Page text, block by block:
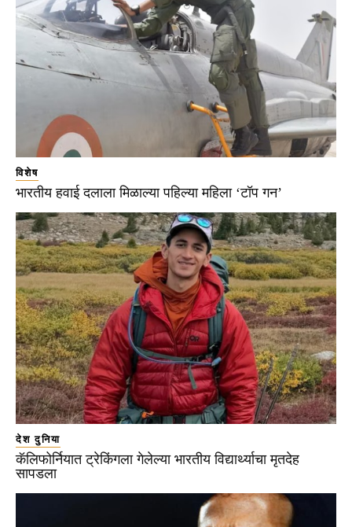
विशेष
भारतीय हवाई दलाला मिळाल्या पहिल्या महिला ‘टॉप गन’
देश दुनिया
कॅलिफोर्नियात ट्रेकिंगला गेलेल्या भारतीय विद्यार्थ्याचा मृतदेह
सापडला